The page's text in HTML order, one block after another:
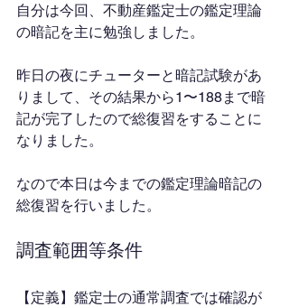
自分は今回、不動産鑑定士の鑑定理論
の暗記を主に勉強しました。
昨日の夜にチューターと暗記試験があ
りまして、その結果から1〜188まで暗
記が完了したので総復習をすることに
なりました。
なので本日は今までの鑑定理論暗記の
総復習を行いました。
調査範囲等条件
【定義】鑑定士の通常調査では確認が